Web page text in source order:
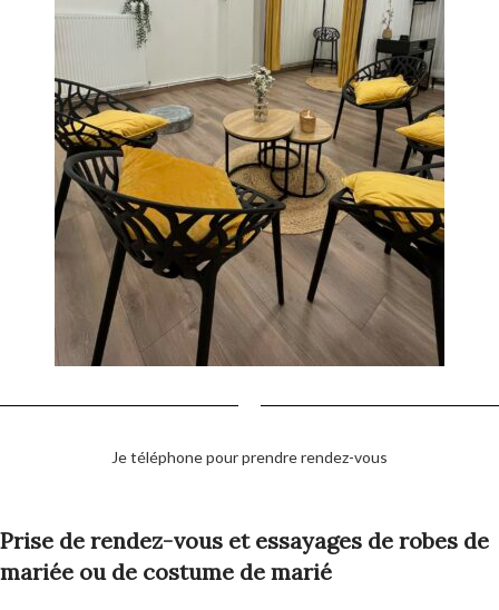
Je téléphone pour prendre rendez-vous
Prise de rendez-vous et essayages de robes de
mariée ou de costume de marié